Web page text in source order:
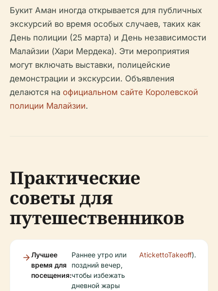
Букит Аман иногда открывается для публичных
экскурсий во время особых случаев, таких как
День полиции (25 марта) и День независимости
Малайзии (Хари Мердека). Эти мероприятия
могут включать выставки, полицейские
демонстрации и экскурсии. Объявления
делаются на официальном сайте Королевской
полиции Малайзии.
Практические
советы для
путешественников
Лучшее
время для
посещения:
Раннее утро или
поздний вечер,
чтобы избежать
дневной жары
AtickettoTakeoff).